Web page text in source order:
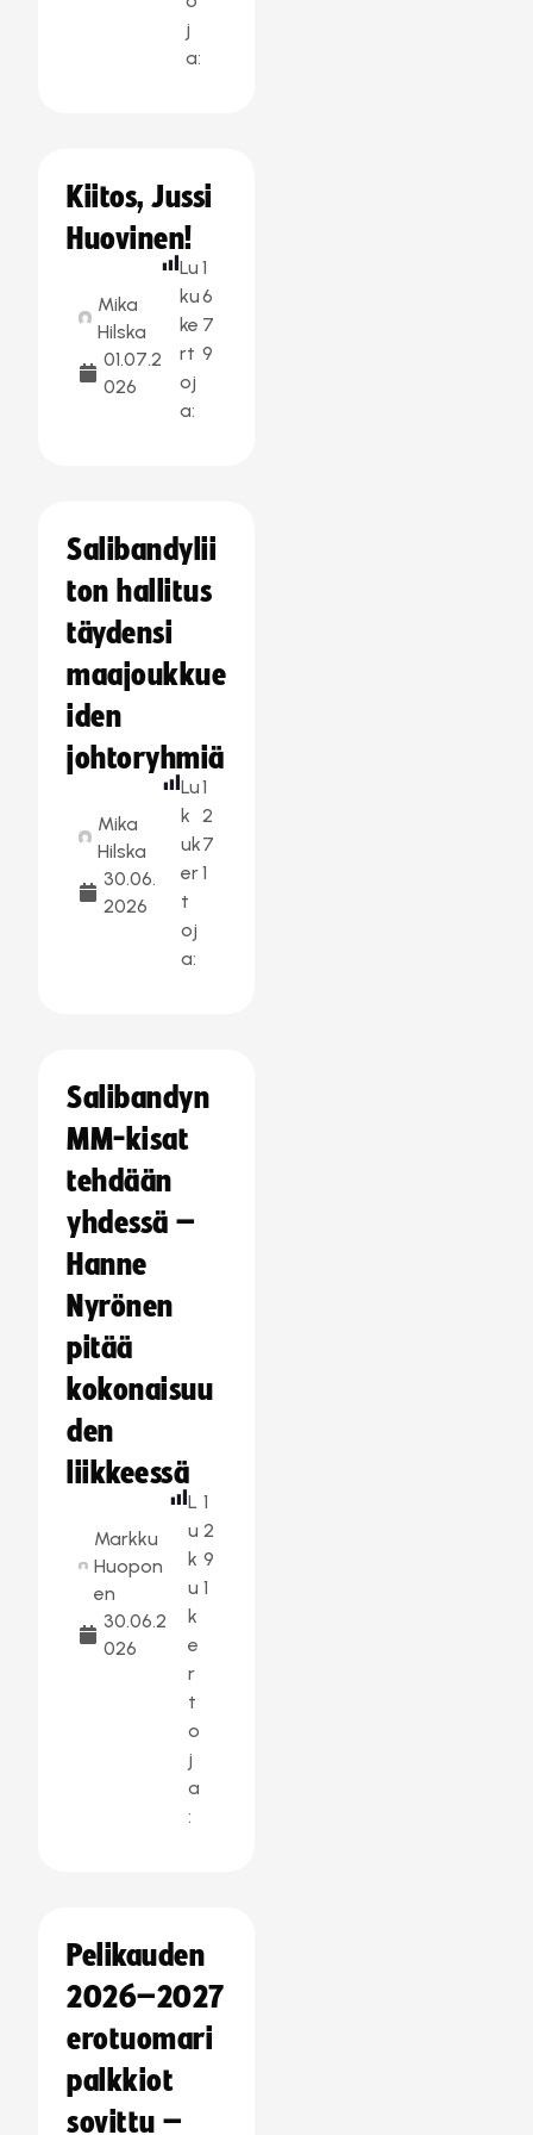
j
a:
Kiitos, Jussi
Huovinen!
Mika
Hilska
01.07.2
026
Lu
ku
ke
rt
oj
a:
1
6
7
9
Salibandylii
ton hallitus
täydensi
maajoukkue
iden
johtoryhmiä
Mika
Hilska
30.06.
2026
Lu
k
uk
er
t
oj
a:
1
2
7
1
Salibandyn
MM-kisat
tehdään
yhdessä –
Hanne
Nyrönen
pitää
kokonaisuu
den
liikkeessä
Markku
Huopon
en
30.06.2
026
L
u
k
u
k
e
r
t
o
j
a
:
1
2
9
1
Pelikauden
2026–2027
erotuomari
palkkiot
sovittu –